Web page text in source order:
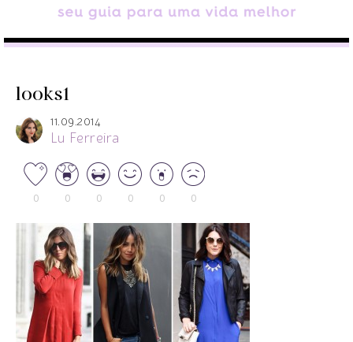
looks1
11.09.2014
Lu Ferreira
0 0 0 0 0 0